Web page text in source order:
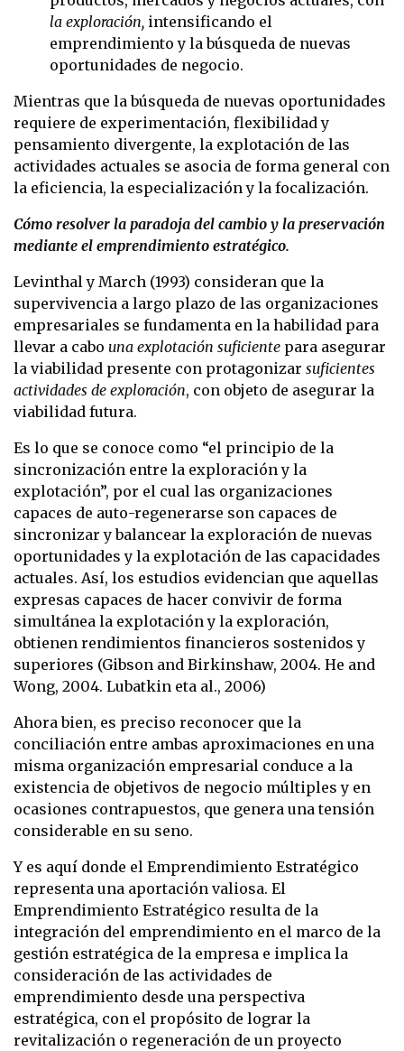
la exploración, intensificando el
emprendimiento y la búsqueda de nuevas
oportunidades de negocio.
Mientras que la búsqueda de nuevas oportunidades
requiere de experimentación, flexibilidad y
pensamiento divergente, la explotación de las
actividades actuales se asocia de forma general con
la eficiencia, la especialización y la focalización.
Cómo resolver la paradoja del cambio y la preservación
mediante el emprendimiento estratégico.
Levinthal y March (1993) consideran que la
supervivencia a largo plazo de las organizaciones
empresariales se fundamenta en la habilidad para
llevar a cabo una explotación suficiente para asegurar
la viabilidad presente con protagonizar suficientes
actividades de exploración, con objeto de asegurar la
viabilidad futura.
Es lo que se conoce como “el principio de la
sincronización entre la exploración y la
explotación”, por el cual las organizaciones
capaces de auto-regenerarse son capaces de
sincronizar y balancear la exploración de nuevas
oportunidades y la explotación de las capacidades
actuales. Así, los estudios evidencian que aquellas
expresas capaces de hacer convivir de forma
simultánea la explotación y la exploración,
obtienen rendimientos financieros sostenidos y
superiores (Gibson and Birkinshaw, 2004. He and
Wong, 2004. Lubatkin eta al., 2006)
Ahora bien, es preciso reconocer que la
conciliación entre ambas aproximaciones en una
misma organización empresarial conduce a la
existencia de objetivos de negocio múltiples y en
ocasiones contrapuestos, que genera una tensión
considerable en su seno.
Y es aquí donde el Emprendimiento Estratégico
representa una aportación valiosa. El
Emprendimiento Estratégico resulta de la
integración del emprendimiento en el marco de la
gestión estratégica de la empresa e implica la
consideración de las actividades de
emprendimiento desde una perspectiva
estratégica, con el propósito de lograr la
revitalización o regeneración de un proyecto